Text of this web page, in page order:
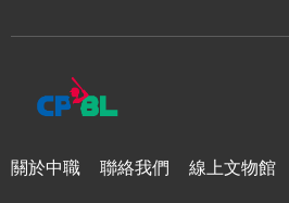
關於中職 聯絡我們 線上文物館